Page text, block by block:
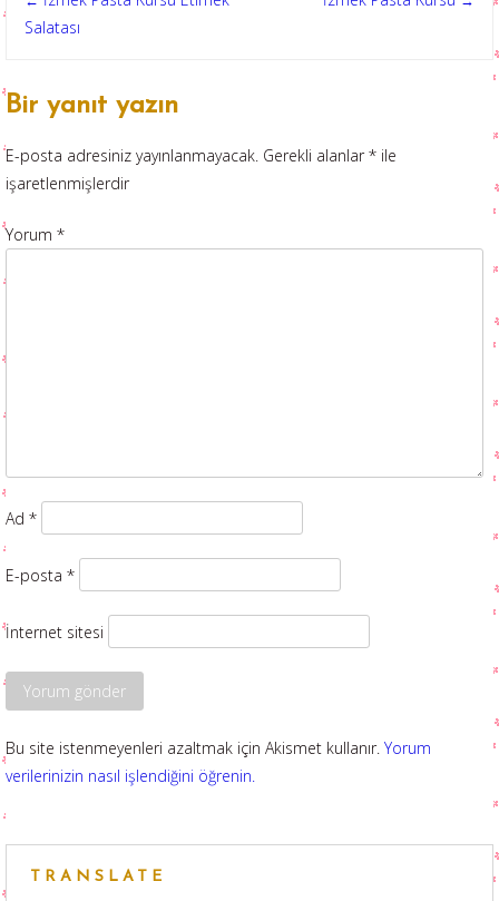
Salatası
Bir yanıt yazın
E-posta adresiniz yayınlanmayacak. Gerekli alanlar* ile
işaretlenmişlerdir
Yorum *
Ad *
E-posta *
İnternet sitesi
Bu site istenmeyenleri azaltmak için Akismet kullanır. Yorum
verilerinizin nasıl işlendiğini öğrenin.
TRANSLATE